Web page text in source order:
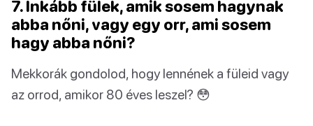
7. Inkább fülek, amik sosem hagynak
abba nőni, vagy egy orr, ami sosem
hagy abba nőni?
Mekkorák gondolod, hogy lennének a füleid vagy
az orrod, amikor 80 éves leszel? 😳